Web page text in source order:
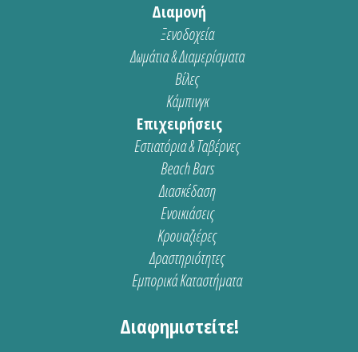
Διαμονή
Ξενοδοχεία
Δωμάτια & Διαμερίσματα
Βίλες
Κάμπινγκ
Επιχειρήσεις
Εστιατόρια & Ταβέρνες
Beach Bars
Διασκέδαση
Ενοικιάσεις
Κρουαζιέρες
Δραστηριότητες
Εμπορικά Καταστήματα
Διαφημιστείτε!